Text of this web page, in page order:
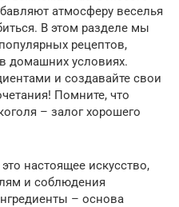
атмосферу веселья
В этом разделе мы
рецептов,
домашних условиях.
и создавайте свои
Помните, что
– залог хорошего
настоящее искусство,
и соблюдения
– основа